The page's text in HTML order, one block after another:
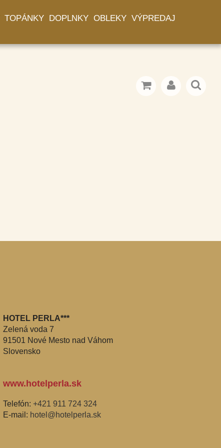
TOPÁNKY DOPLNKY OBLEKY VÝPREDAJ
HOTEL PERLA***
Zelená voda 7
91501 Nové Mesto nad Váhom
Slovensko
www.hotelperla.sk
Telefón: +421 911 724 324
E-mail: hotel@hotelperla.sk